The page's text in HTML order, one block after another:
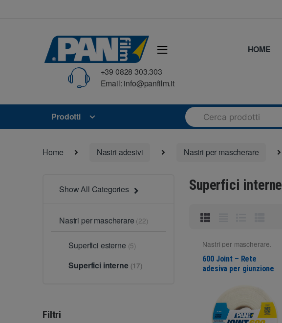
HOME
+39 0828 303.303
Email: info@panfilm.it
Prodotti
Search
for:
Home Nastri adesivi Nastri per mascherare
Superfici interne
Nastri per mascherare
Superfici interne
600 Joint – Rete
adesiva per giunzione
Show All Categories
Nastri per mascherare (22)
Superfici esterne (5)
Superfici interne (17)
Filtri